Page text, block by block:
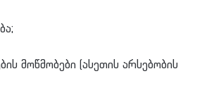
მოწმობები (ასეთის არსებობის